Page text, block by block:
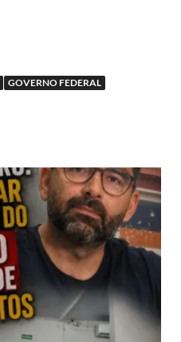
GOVERNO FEDERAL